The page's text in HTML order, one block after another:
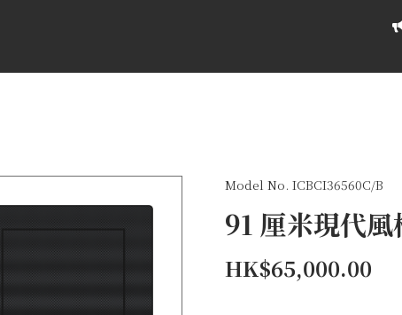
Model No. ICBCI36560C/B
91 厘米現代
HK$65,000.00